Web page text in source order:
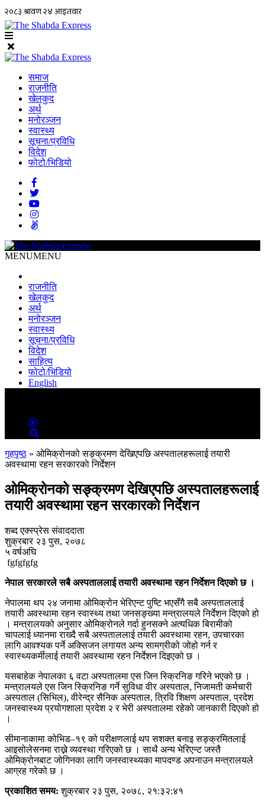
समाज
राजनीति
खेलकुद
अर्थ
मनोरञ्जन
स्वास्थ्य
सूचना/प्रविधि
विदेश
फोटो/भिडियो
MENUMENU
राजनीति
खेलकुद
अर्थ
मनोरञ्जन
स्वास्थ्य
सूचना/प्रविधि
विदेश
साहित्य
फोटो/भिडियो
English
गृहपृष्ठ » ओमिक्रोनको सङ्क्रमण देखिएपछि अस्पतालहरूलाई तयारी
अवस्थामा रहन सरकारकाे निर्देशन
ओमिक्रोनको सङ्क्रमण देखिएपछि अस्पतालहरूलाई
तयारी अवस्थामा रहन सरकारकाे निर्देशन
शब्द एक्स्प्रेस संवाददाता
शुक्रबार २३ पुस, २०७८
५ वर्षअघि
fgfgfgfg
नेपाल सरकारले सबै अस्पताललाई तयारी अवस्थामा रहन निर्देशन दिएको छ ।
नेपालमा थप २४ जनामा ओमिक्रोन भेरिएन्ट पुष्टि भएसँगै सबै अस्पताललाई
तयारी अवस्थामा रहन स्वास्थ्य तथा जनसङ्ख्या मन्त्रालयले निर्देशन दिएको हो
। मन्त्रालयको अनुसार ओमिक्रोनले गर्दा हुनसक्ने अत्यधिक बिरामीको
चापलाई ध्यानमा राख्दै सबै अस्पताललाई तयारी अवस्थामा रहन, उपचारका
लागि आवश्यक पर्ने अक्सिजन लगायत अन्य सामग्रीको जोहो गर्न र
स्वास्थ्यकर्मीलाई तयारी अवस्थामा रहन निर्देशन दिइएको छ ।
यसबाहेक नेपालका ६ वटा अस्पतालमा एस जिन स्क्रिनिङ गरिने भएको छ ।
मन्त्रालयले एस जिन स्क्रिनिङ गर्ने सुविधा वीर अस्पताल, निजामती कर्मचारी
अस्पताल (सिभिल), वीरेन्द्र सैनिक अस्पताल, त्रिवि शिक्षण अस्पताल, प्रदेश
जनस्वास्थ्य प्रयोगशाला प्रदेश २ र भेरी अस्पतालमा रहेको जानकारी दिएको हो
।
सीमानाकामा कोभिड–१९ को परीक्षणलाई थप सशक्त बनाइ सङ्क्रमितलाई
आइसोलेसनमा राख्ने व्यवस्था गरिएको छ । साथै अन्य भेरिएन्ट जस्तै
ओमिक्रोनबाट जोगिनका लागि जनस्वास्थ्यका मापदण्ड अपनाउन मन्त्रालयले
आग्रह गरेको छ ।
प्रकाशित समय: शुक्रबार २३ पुस, २०७८, २१:३२:४१